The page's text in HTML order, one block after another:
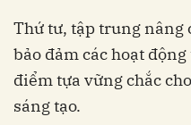
Thứ tư, tập trung nâng
bảo đảm các hoạt
điểm tựa vững chắc
sáng tạo.